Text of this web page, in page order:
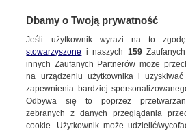
BIURO REKLAMY TVN MEDIA
TVN
TVN 7
TTV
METRO
TVN24
TVN24 BIS
Dbamy o Twoją prywatność
Jeśli użytkownik wyrazi na to
stowarzyszone i naszych 159
innych Zaufanych Partnerów może
na urządzeniu użytkownika i
zapewnienia bardziej
Odbywa się to poprzez
zebranych z danych przeglądania
cookie. Użytkownik może udzielić/